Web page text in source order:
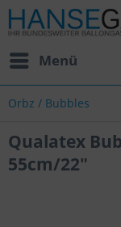
Menü
Orbz / Bubbles
Qualatex
55cm/22"